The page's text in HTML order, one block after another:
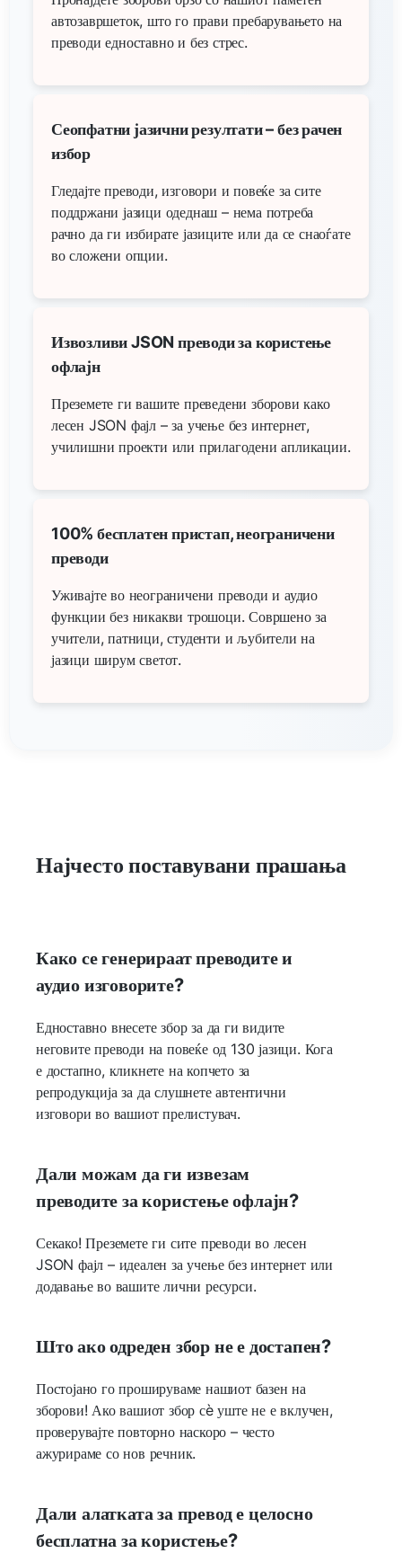
автозавршеток, што го прави пребарувањето на
преводи едноставно и без стрес.
Сеопфатни јазични резултати – без рачен
избор
Гледајте преводи, изговори и повеќе за сите
поддржани јазици одеднаш – нема потреба
рачно да ги избирате јазиците или да се снаоѓате
во сложени опции.
Извозливи JSON преводи за користење
офлајн
Преземете ги вашите преведени зборови како
лесен JSON фајл – за учење без интернет,
училишни проекти или прилагодени апликации.
100% бесплатен пристап, неограничени
преводи
Уживајте во неограничени преводи и аудио
функции без никакви трошоци. Совршено за
учители, патници, студенти и љубители на
јазици ширум светот.
Најчесто поставувани прашања
Како се генерираат преводите и
аудио изговорите?
Едноставно внесете збор за да ги видите
неговите преводи на повеќе од 130 јазици. Кога
е достапно, кликнете на копчето за
репродукција за да слушнете автентични
изговори во вашиот прелистувач.
Дали можам да ги извезам
преводите за користење офлајн?
Секако! Преземете ги сите преводи во лесен
JSON фајл – идеален за учење без интернет или
додавање во вашите лични ресурси.
Што ако одреден збор не е достапен?
Постојано го прошируваме нашиот базен на
зборови! Ако вашиот збор сè уште не е вклучен,
проверувајте повторно наскоро – често
ажурираме со нов речник.
Дали алатката за превод е целосно
бесплатна за користење?